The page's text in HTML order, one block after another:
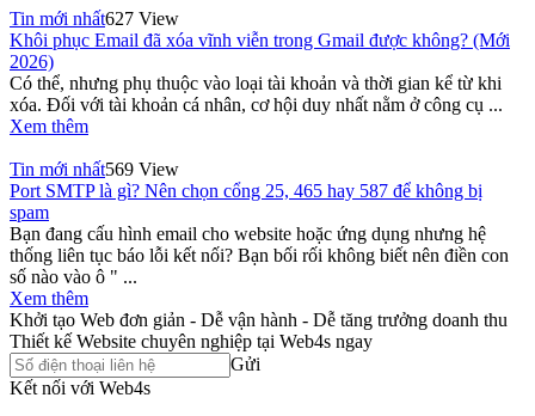
Tin mới nhất627 View
Khôi phục Email đã xóa vĩnh viễn trong Gmail được không? (Mới
2026)
Có thể, nhưng phụ thuộc vào loại tài khoản và thời gian kể từ khi
xóa. Đối với tài khoản cá nhân, cơ hội duy nhất nằm ở công cụ ...
Xem thêm
Tin mới nhất569 View
Port SMTP là gì? Nên chọn cổng 25, 465 hay 587 để không bị
spam
Bạn đang cấu hình email cho website hoặc ứng dụng nhưng hệ
thống liên tục báo lỗi kết nối? Bạn bối rối không biết nên điền con
số nào vào ô " ...
Xem thêm
Khởi tạo Web đơn giản - Dễ vận hành - Dễ tăng trưởng doanh thu
Thiết kế Website chuyên nghiệp tại Web4s ngay
Gửi
Kết nối với Web4s